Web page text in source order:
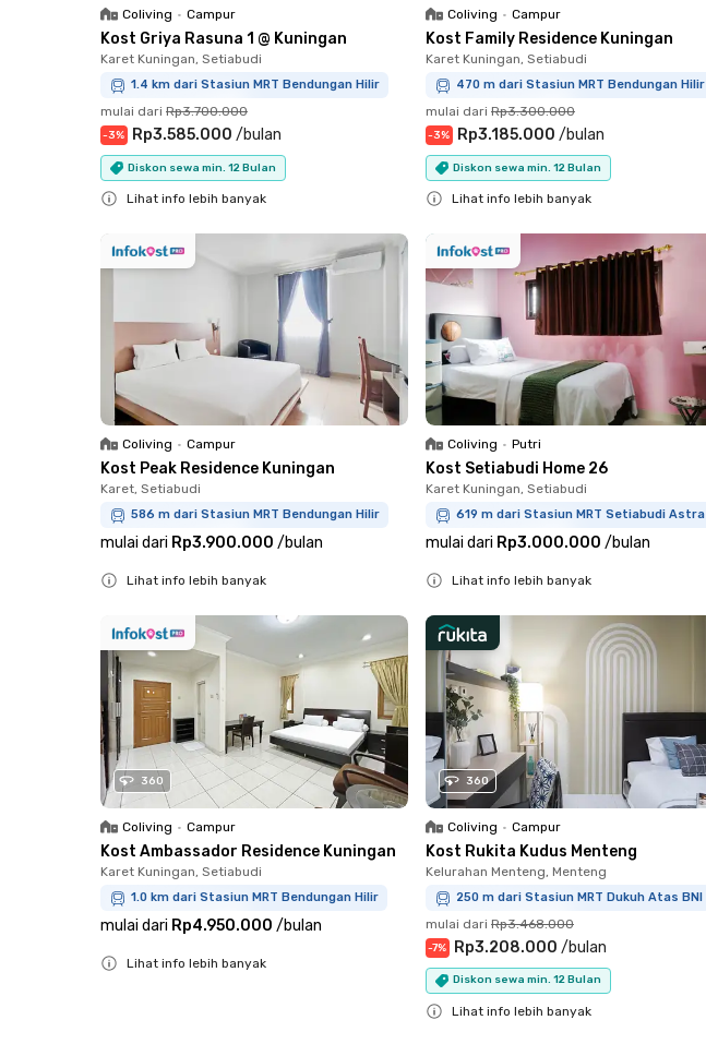
Coliving • Campur
Kost Griya Rasuna 1 @ Kuningan
Karet Kuningan, Setiabudi
1.4 km dari Stasiun MRT Bendungan Hilir
mulai dari Rp3.700.000
-3% Rp3.585.000 /bulan
Diskon sewa min. 12 Bulan
Lihat info lebih banyak
Coliving • Campur
Kost Family Residence Kuningan
Karet Kuningan, Setiabudi
470 m dari Stasiun MRT Bendungan Hilir
mulai dari Rp3.300.000
-3% Rp3.185.000 /bulan
Diskon sewa min. 12 Bulan
Lihat info lebih banyak
Coliving • Campur
Kost Peak Residence Kuningan
Karet, Setiabudi
586 m dari Stasiun MRT Bendungan Hilir
mulai dari Rp3.900.000 /bulan
Lihat info lebih banyak
Coliving • Putri
Kost Setiabudi Home 26
Karet Kuningan, Setiabudi
619 m dari Stasiun MRT Setiabudi Astra
mulai dari Rp3.000.000 /bulan
Lihat info lebih banyak
360
Coliving • Campur
Kost Ambassador Residence Kuningan
Karet Kuningan, Setiabudi
1.0 km dari Stasiun MRT Bendungan Hilir
mulai dari Rp4.950.000 /bulan
Lihat info lebih banyak
360
Coliving • Campur
Kost Rukita Kudus Menteng
Kelurahan Menteng, Menteng
250 m dari Stasiun MRT Dukuh Atas BNI
mulai dari Rp3.468.000
-7% Rp3.208.000 /bulan
Diskon sewa min. 12 Bulan
Lihat info lebih banyak